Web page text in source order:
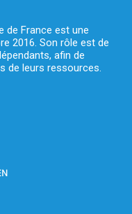
de France est une
2016. Son rôle est de
afin de
de leurs ressources.